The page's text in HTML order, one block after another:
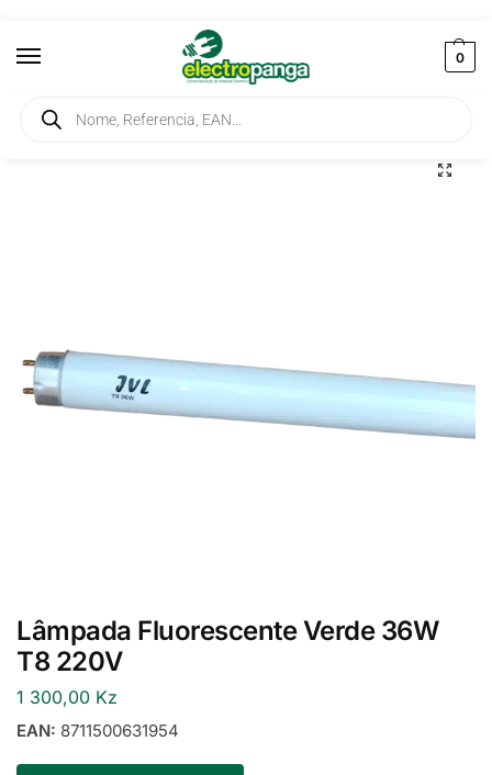
0
Início / Iluminação / Lâmpadas
Lâmpada Fluorescente Verde 36W
T8 220V
1 300,00 Kz
EAN: 8711500631954